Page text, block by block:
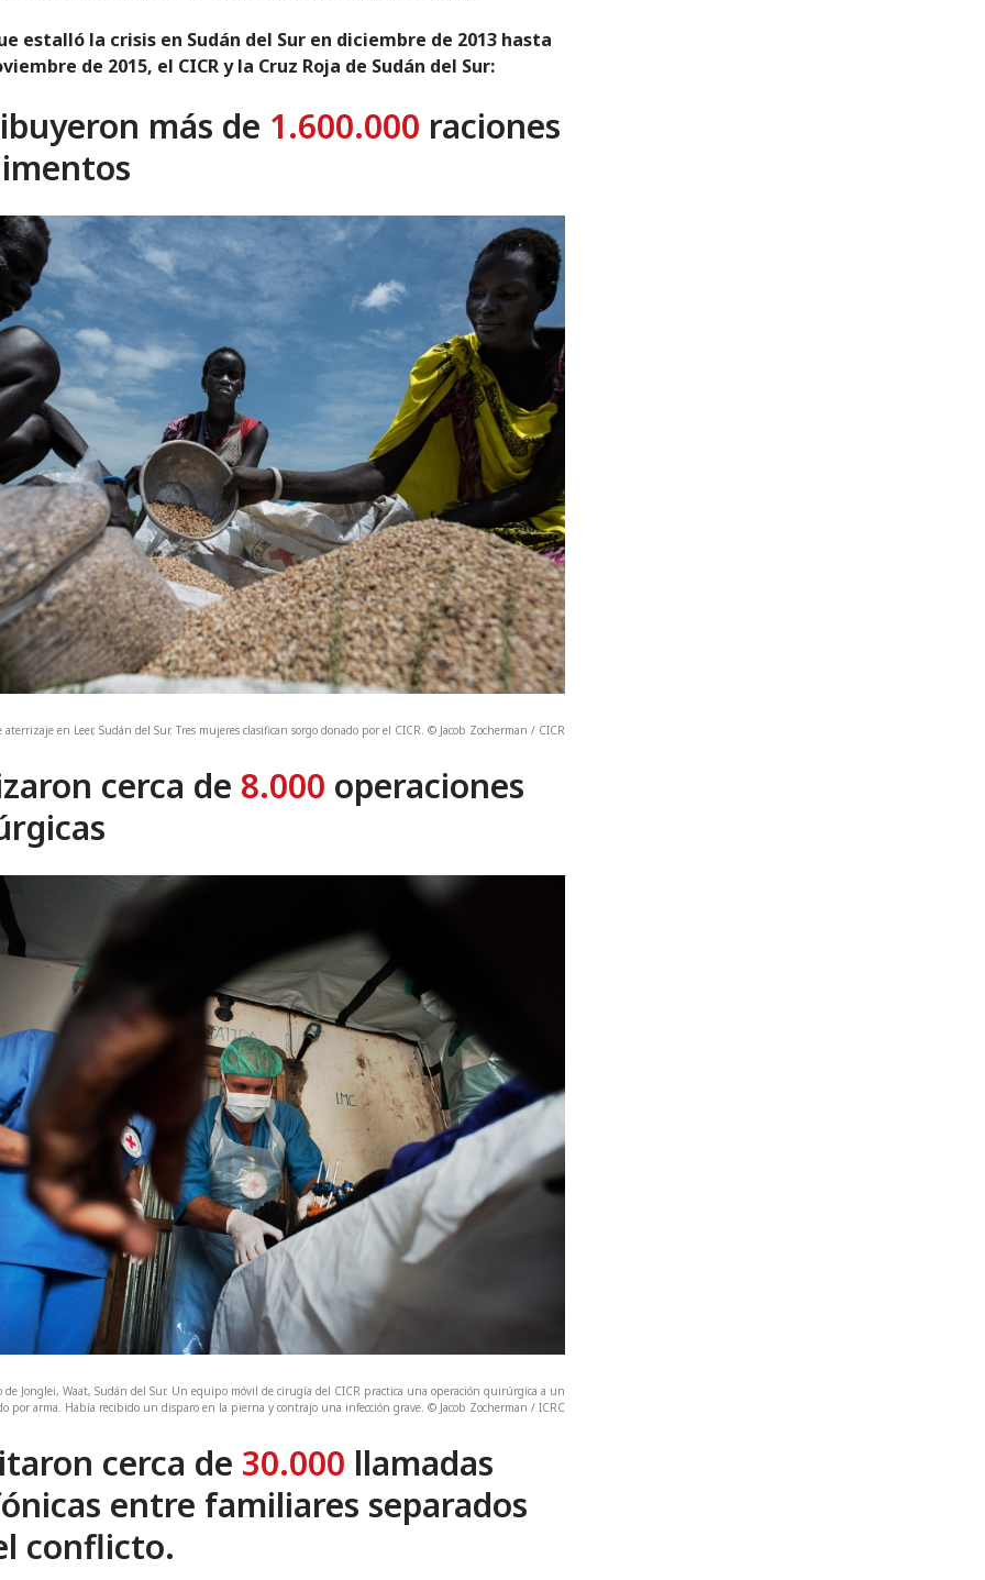
estalló la crisis en Sudán del Sur en diciembre de 2013 hasta
de 2015, el CICR y la Cruz Roja de Sudán del Sur:
más de 1.600.000 raciones
aterrizaje en Leer, Sudán del Sur. Tres mujeres clasifican sorgo donado por el CICR. © Jacob Zocherman / CICR
cerca de 8.000 operaciones
de Jonglei, Waat, Sudán del Sur. Un equipo móvil de cirugía del CICR practica una operación quirúrgica a un
por arma. Había recibido un disparo en la pierna y contrajo una infección grave. © Jacob Zocherman / ICRC
cerca de 30.000 llamadas
entre familiares separados
conflicto.